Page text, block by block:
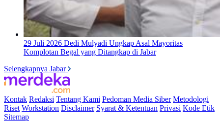
29 Juli 2026 Dedi Mulyadi Ungkap Asal Mayoritas
Komplotan Begal yang Ditangkap di Jabar
Selengkapnya Jabar
Kontak Redaksi Tentang Kami Pedoman Media Siber Metodologi
Riset Workstation Disclaimer Syarat & Ketentuan Privasi Kode Etik
Sitemap